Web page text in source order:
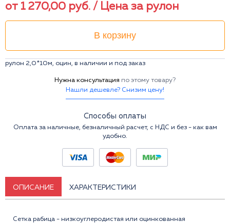
от 1 270,00 руб. / Цена за рулон
В корзину
рулон 2,0*10м, оцин, в наличии и под заказ
Нужна консультация по этому товару?
Нашли дешевле? Снизим цену!
Способы оплаты
Оплата за наличные, безналичный расчет, с НДС и без - как вам
удобно.
ОПИСАНИЕ ХАРАКТЕРИСТИКИ
Сетка рабица - низкоуглеродистая или оцинкованная